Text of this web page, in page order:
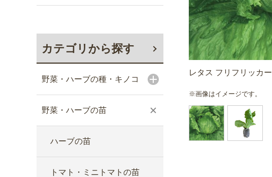
カテゴリから探す
野菜・ハーブの種・キノコ
野菜・ハーブの苗
ハーブの苗
トマト・ミニトマトの苗
レタス フリフリッカー
※画像はイメージです。